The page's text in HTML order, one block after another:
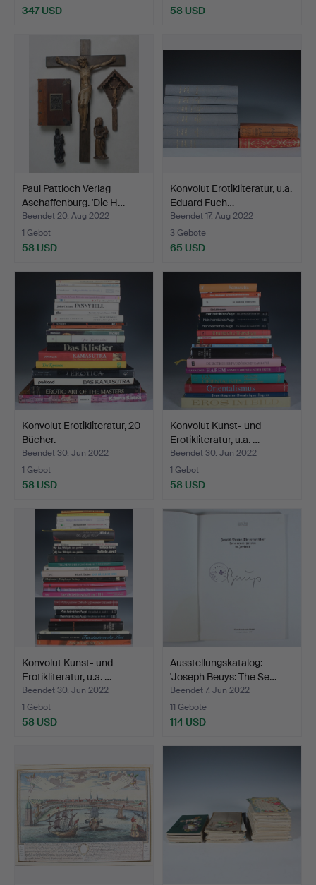
347 USD 58 USD
Paul Pattloch Verlag
Aschaffenburg. 'Die H…
Beendet 20. Aug 2022
1 Gebot
58 USD
Konvolut Erotikliteratur, u.a.
Eduard Fuch…
Beendet 17. Aug 2022
3 Gebote
65 USD
Konvolut Erotikliteratur, 20
Bücher.
Beendet 30. Jun 2022
1 Gebot
58 USD
Konvolut Kunst- und
Erotikliteratur, u.a. …
Beendet 30. Jun 2022
1 Gebot
58 USD
Konvolut Kunst- und
Erotikliteratur, u.a. …
Beendet 30. Jun 2022
1 Gebot
58 USD
Ausstellungskatalog:
'Joseph Beuys: The Se…
Beendet 7. Jun 2022
11 Gebote
114 USD